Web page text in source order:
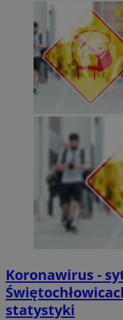
Koronawirus -
statystyki